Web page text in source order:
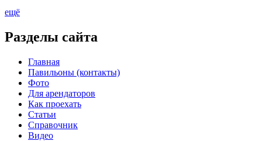
ещё
Разделы сайта
Главная
Павильоны (контакты)
Фото
Для арендаторов
Как проехать
Статьи
Справочник
Видео